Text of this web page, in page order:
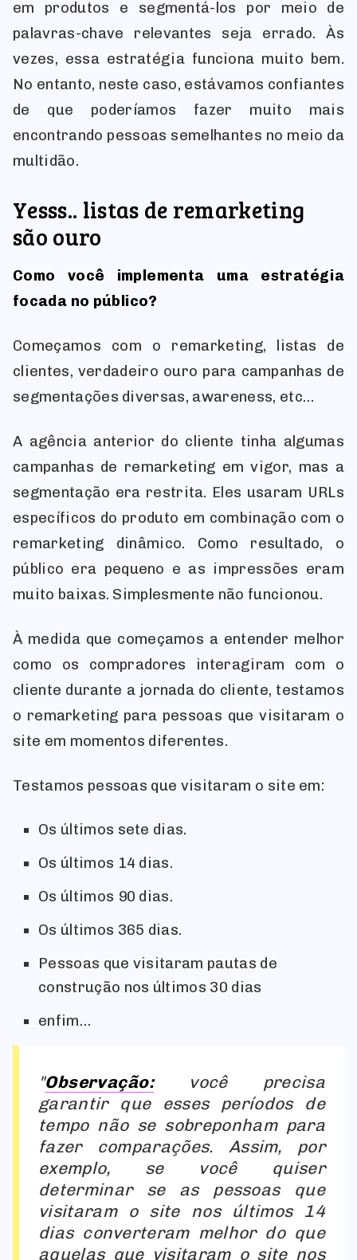
em produtos e segmentá-los por meio de
palavras-chave relevantes seja errado. Às
vezes, essa estratégia funciona muito bem.
No entanto, neste caso, estávamos confiantes
de que poderíamos fazer muito mais
encontrando pessoas semelhantes no meio da
multidão.
Yesss.. listas de remarketing
são ouro
Como você implementa uma estratégia
focada no público?
Começamos com o remarketing, listas de
clientes, verdadeiro ouro para campanhas de
segmentações diversas, awareness, etc…
A agência anterior do cliente tinha algumas
campanhas de remarketing em vigor, mas a
segmentação era restrita. Eles usaram URLs
específicos do produto em combinação com o
remarketing dinâmico. Como resultado, o
público era pequeno e as impressões eram
muito baixas. Simplesmente não funcionou.
À medida que começamos a entender melhor
como os compradores interagiram com o
cliente durante a jornada do cliente, testamos
o remarketing para pessoas que visitaram o
site em momentos diferentes.
Testamos pessoas que visitaram o site em:
Os últimos sete dias.
Os últimos 14 dias.
Os últimos 90 dias.
Os últimos 365 dias.
Pessoas que visitaram pautas de
construção nos últimos 30 dias
enfim…
Observação:você precisa
garantir que esses períodos de
tempo não se sobreponham para
fazer comparações. Assim, por
exemplo, se você quiser
determinar se as pessoas que
visitaram o site nos últimos 14
dias converteram melhor do que
aquelas que visitaram o site nos